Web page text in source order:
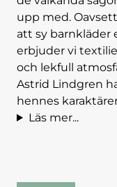
upp med.
att sy barnkläder
erbjuder vi
och lekfull
Astrid Lindgren
hennes
Läs mer...